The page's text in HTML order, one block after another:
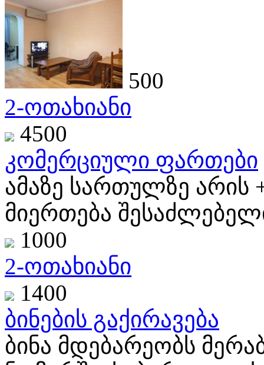
500
2-ოთახიანი
4500
კომერციული ფართები
ამაზე სართულზე
მიერთება
1000
2-ოთახიანი
1400
ბინების გაქირავება
ბინა მდებარეობს